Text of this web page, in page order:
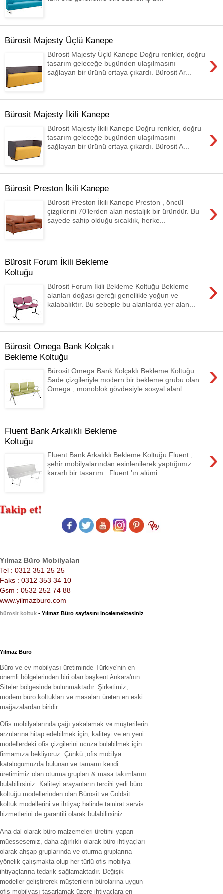
Bürosit Majesty Üçlü Kanepe
›
Bürosit Majesty Üçlü Kanepe Doğru renkler, doğru
tasarım geleceğe bugünden ulaşılmasını
sağlayan bir ürünü ortaya çıkardı. Bürosit Ar...
Bürosit Majesty İkili Kanepe
›
Bürosit Majesty İkili Kanepe Doğru renkler, doğru
tasarım geleceğe bugünden ulaşılmasını
sağlayan bir ürünü ortaya çıkardı. Bürosit A...
Bürosit Preston İkili Kanepe
›
Bürosit Preston İkili Kanepe Preston , öncül
çizgilerini 70’lerden alan nostaljik bir üründür. Bu
sayede sahip olduğu sıcaklık, herke...
Bürosit Forum İkili Bekleme
Koltuğu
›
Bürosit Forum İkili Bekleme Koltuğu Bekleme
alanları doğası gereği genellikle yoğun ve
kalabalıktır. Bu sebeple bu alanlarda yer alan...
Bürosit Omega Bank Kolçaklı
Bekleme Koltuğu
›
Bürosit Omega Bank Kolçaklı Bekleme Koltuğu
Sade çizgileriyle modern bir bekleme grubu olan
Omega , monoblok gövdesiyle sosyal alanl...
Fluent Bank Arkalıklı Bekleme
Koltuğu
›
Fluent Bank Arkalıklı Bekleme Koltuğu Fluent ,
şehir mobilyalarından esinlenilerek yaptığımız
kararlı bir tasarım. Fluent ’ın alümi...
Yılmaz Büro Mobilyaları
Tel : 0312 351 25 25
Faks : 0312 353 34 10
Gsm : 0532 252 74 88
www.yilmazburo.com
bürosit koltuk - Yılmaz Büro sayfasını incelemektesiniz
Yılmaz Büro
Büro ve ev mobilyası üretiminde Türkiye'nin en
önemli bölgelerinden biri olan başkent Ankara'nın
Siteler bölgesinde bulunmaktadır. Şirketimiz,
modern büro koltukları ve masaları üreten en eski
mağazalardan biridir.
Ofis mobilyalarında çağı yakalamak ve müşterilerin
arzularına hitap edebilmek için, kaliteyi ve en yeni
modellerdeki ofis çizgilerini ucuza bulabilmek için
firmamıza bekliyoruz. Çünkü ,ofis mobilya
katalogumuzda bulunan ve tamamı kendi
üretimimiz olan oturma grupları & masa takımlarını
bulabilirsiniz. Kaliteyi arayanların tercihi yerli büro
koltuğu modellerinden olan Bürosit ve Goldsit
koltuk modellerini ve ihtiyaç halinde tamirat servis
hizmetlerini de garantili olarak bulabilirsiniz.
Ana dal olarak büro malzemeleri üretimi yapan
müessesemiz, daha ağırlıklı olarak büro ihtiyaçları
olarak ahşap gruplarında ve oturma gruplarına
yönelik çalışmakta olup her türlü ofis mobilya
ihtiyaçlarına tedarik sağlamaktadır. Değişik
modeller geliştirerek müşterilerin bürolarına uygun
ofis mobilyası tasarlamak üzere ihtiyaçlara en